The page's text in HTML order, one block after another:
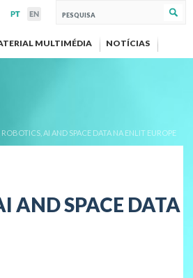
MULTIMÉDIA
NOTÍCIAS
AI AND SPACE DATA NA ENLIT EUROPE
AND SPACE DATA